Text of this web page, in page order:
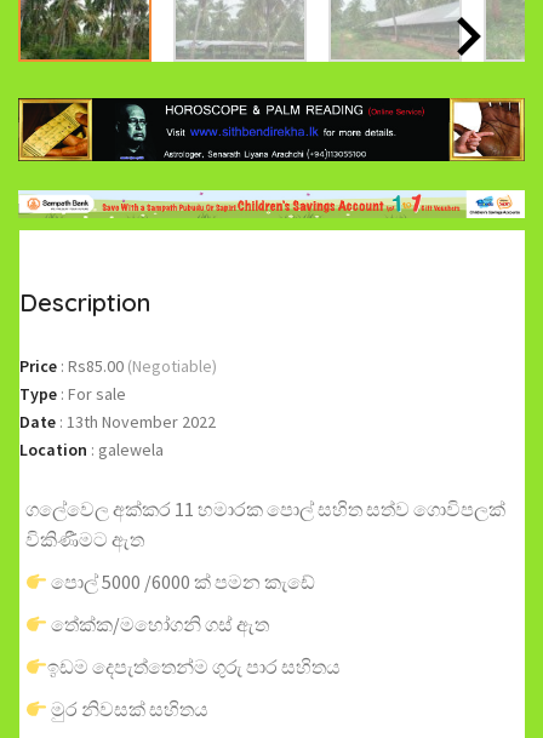
Description
Price : Rs85.00 (Negotiable)
Type : For sale
Date : 13th November 2022
Location : galewela
ගලේවෙල අක්කර 11 හමාරක පොල් සහිත සත්ව ගොවිපලක්
විකිණීමට ඇත
පොල් 5000 /6000 ක් පමන කැඩේ
තේක්ක/මහෝගනි ගස් ඇත
ඉඩම දෙපැත්තෙන්ම ගුරු පාර සහිතය
මුර නිවසක් සහිතය